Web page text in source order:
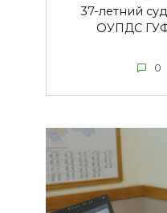
37-летний
ОУПДС
0